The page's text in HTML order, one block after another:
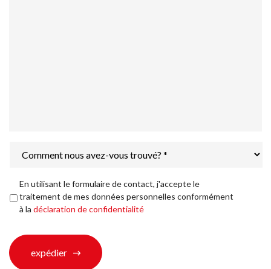
nous
vous
trouvé?
*
Déclaration
de
confidentialité
En utilisant le formulaire de contact, j'accepte le
traitement de mes données personnelles conformément
à la déclaration de confidentialité
expédier